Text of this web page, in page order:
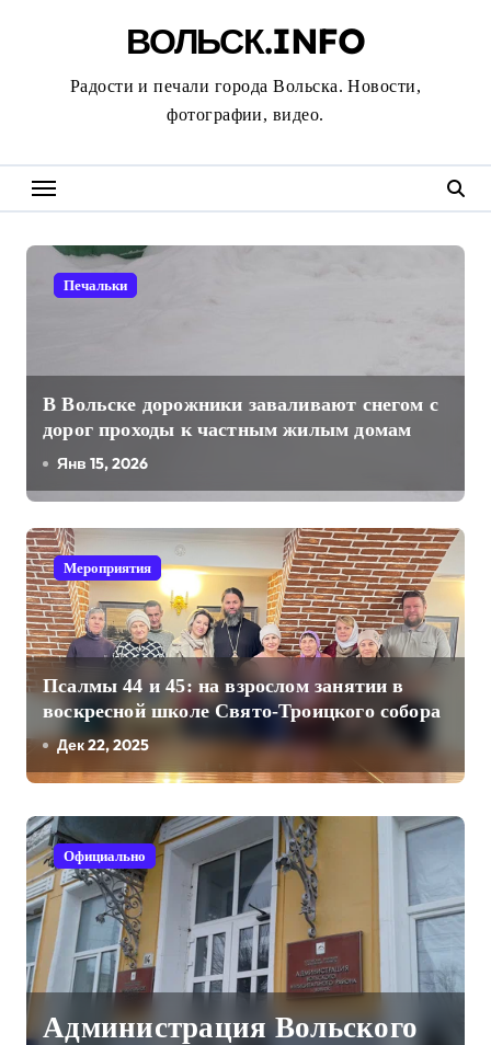
ВОЛЬСК.INFO
Радости и печали города Вольска. Новости,
фотографии, видео.
Печальки
В Вольске дорожники заваливают снегом с
дорог проходы к частным жилым домам
Янв 15, 2026
Мероприятия
Псалмы 44 и 45: на взрослом занятии в
воскресной школе Свято-Троицкого собора
Дек 22, 2025
Официально
Администрация Вольского